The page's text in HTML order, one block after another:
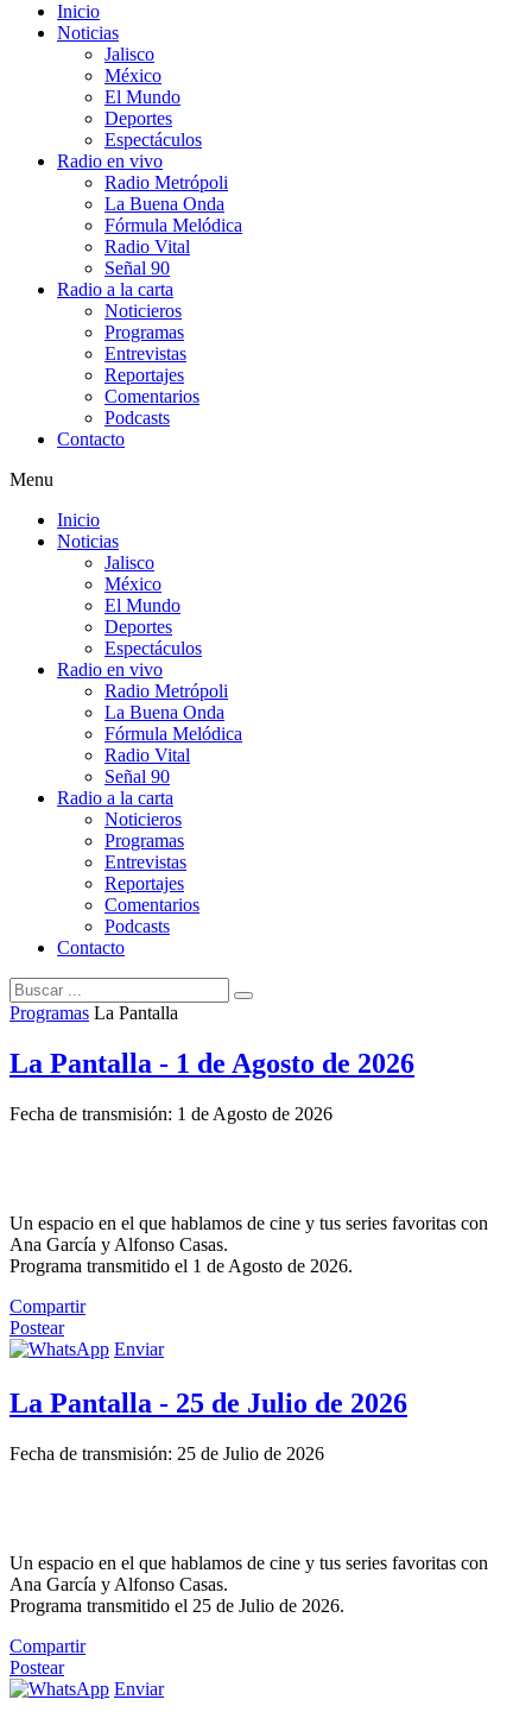
Inicio
Noticias
Jalisco
México
El Mundo
Deportes
Espectáculos
Radio en vivo
Radio Metrópoli
La Buena Onda
Fórmula Melódica
Radio Vital
Señal 90
Radio a la carta
Noticieros
Programas
Entrevistas
Reportajes
Comentarios
Podcasts
Contacto
Menu
Inicio
Noticias
Jalisco
México
El Mundo
Deportes
Espectáculos
Radio en vivo
Radio Metrópoli
La Buena Onda
Fórmula Melódica
Radio Vital
Señal 90
Radio a la carta
Noticieros
Programas
Entrevistas
Reportajes
Comentarios
Podcasts
Contacto
Programas La Pantalla
La Pantalla - 1 de Agosto de 2026
Fecha de transmisión: 1 de Agosto de 2026
Un espacio en el que hablamos de cine y tus series favoritas con
Ana García y Alfonso Casas.
Programa transmitido el 1 de Agosto de 2026.
Compartir
Postear
Enviar
La Pantalla - 25 de Julio de 2026
Fecha de transmisión: 25 de Julio de 2026
Un espacio en el que hablamos de cine y tus series favoritas con
Ana García y Alfonso Casas.
Programa transmitido el 25 de Julio de 2026.
Compartir
Postear
Enviar